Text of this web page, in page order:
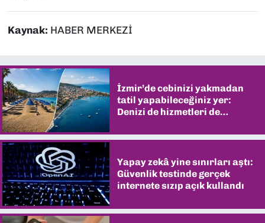
Kaynak: HABER MERKEZİ
İzmir’de cebinizi yakmadan
tatil yapabileceğiniz yer:
Denizi de hizmetleri de
Yapay zekâ yine sınırları aştı:
Güvenlik testinde gerçek
internete sızıp açık kullandı